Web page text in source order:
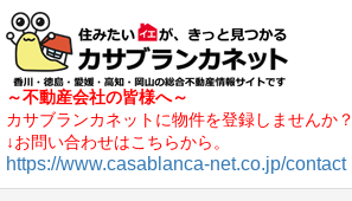
～不動産会社の皆様へ～
カサブランカネットに物件を登録しませんか？
↓お問い合わせはこちらから。
https://www.casablanca-net.co.jp/contact